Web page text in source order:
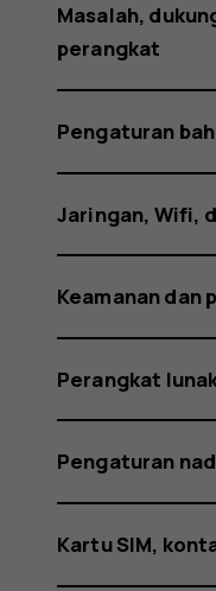
Masalah,
perangkat
Pengaturan
Jaringan, Wifi,
Keamanan dan
Perangkat
Pengaturan
Kartu SIM,